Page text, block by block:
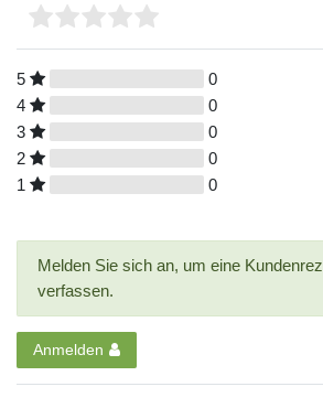
5
0
4
0
3
0
2
0
1
0
Melden Sie sich an, um eine
verfassen.
Anmelden